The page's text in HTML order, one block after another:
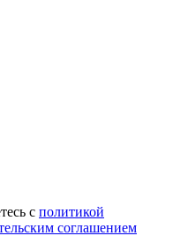
с политикой
соглашением